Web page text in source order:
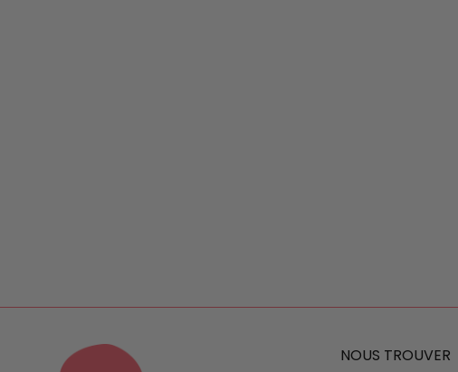
NOUS TROUVER